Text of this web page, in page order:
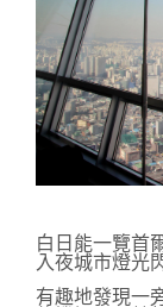
白日能一覽首
入夜城市燈光
有趣地發現一